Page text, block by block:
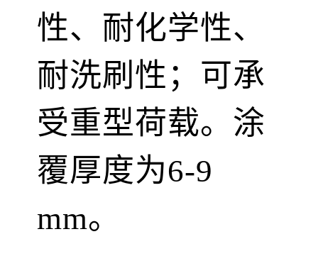
性、耐化学性、
耐洗刷性；可承
受重型荷载。涂
覆厚度为6-9
mm。